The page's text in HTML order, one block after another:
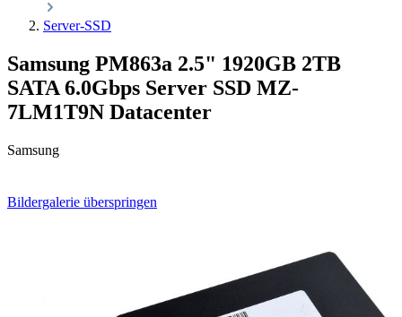
Server-SSD
Samsung PM863a 2.5" 1920GB 2TB
SATA 6.0Gbps Server SSD MZ-
7LM1T9N Datacenter
Samsung
Bildergalerie überspringen